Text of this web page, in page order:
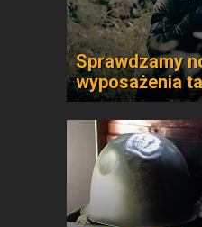
Sprawdzamy
wyposażenia